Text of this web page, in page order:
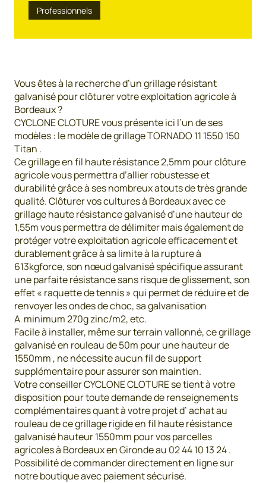
Professionnels
Vous êtes à la recherche d’un grillage résistant
galvanisé pour clôturer votre exploitation agricole à
Bordeaux ?
CYCLONE CLOTURE vous présente ici l’un de ses
modèles : le modèle de grillage TORNADO 11 1550 150
Titan .
Ce grillage en fil haute résistance 2,5mm pour clôture
agricole vous permettra d’allier robustesse et
durabilité grâce à ses nombreux atouts de très grande
qualité. Clôturer vos cultures à Bordeaux avec ce
grillage haute résistance galvanisé d’une hauteur de
1,55m vous permettra de délimiter mais également de
protéger votre exploitation agricole efficacement et
durablement grâce à sa limite à la rupture à
613kgforce, son nœud galvanisé spécifique assurant
une parfaite résistance sans risque de glissement, son
effet « raquette de tennis » qui permet de réduire et de
renvoyer les ondes de choc, sa galvanisation
A minimum 270g zinc/m2, etc.
Facile à installer, même sur terrain vallonné, ce grillage
galvanisé en rouleau de 50m pour une hauteur de
1550mm , ne nécessite aucun fil de support
supplémentaire pour assurer son maintien.
Votre conseiller CYCLONE CLOTURE se tient à votre
disposition pour toute demande de renseignements
complémentaires quant à votre projet d’ achat au
rouleau de ce grillage rigide en fil haute résistance
galvanisé hauteur 1550mm pour vos parcelles
agricoles à Bordeaux en Gironde au 02 44 10 13 24 .
Possibilité de commander directement en ligne sur
notre boutique avec paiement sécurisé.